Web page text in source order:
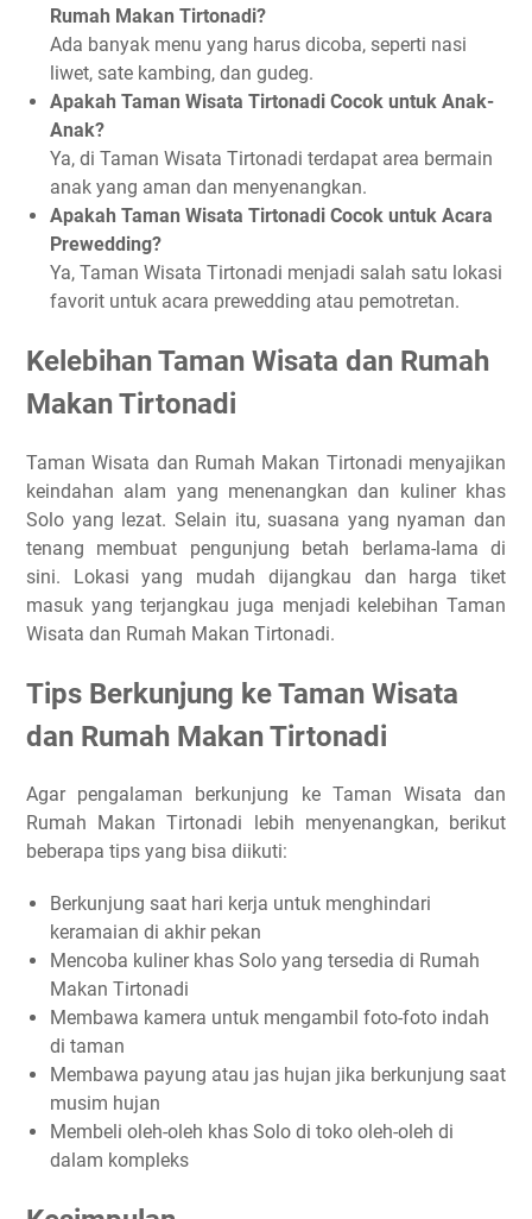
Rumah Makan Tirtonadi?
Ada banyak menu yang harus dicoba, seperti nasi
liwet, sate kambing, dan gudeg.
Apakah Taman Wisata Tirtonadi Cocok untuk Anak-
Anak?
Ya, di Taman Wisata Tirtonadi terdapat area bermain
anak yang aman dan menyenangkan.
Apakah Taman Wisata Tirtonadi Cocok untuk Acara
Prewedding?
Ya, Taman Wisata Tirtonadi menjadi salah satu lokasi
favorit untuk acara prewedding atau pemotretan.
Kelebihan Taman Wisata dan Rumah
Makan Tirtonadi
Taman Wisata dan Rumah Makan Tirtonadi menyajikan
keindahan alam yang menenangkan dan kuliner khas
Solo yang lezat. Selain itu, suasana yang nyaman dan
tenang membuat pengunjung betah berlama-lama di
sini. Lokasi yang mudah dijangkau dan harga tiket
masuk yang terjangkau juga menjadi kelebihan Taman
Wisata dan Rumah Makan Tirtonadi.
Tips Berkunjung ke Taman Wisata
dan Rumah Makan Tirtonadi
Agar pengalaman berkunjung ke Taman Wisata dan
Rumah Makan Tirtonadi lebih menyenangkan, berikut
beberapa tips yang bisa diikuti:
Berkunjung saat hari kerja untuk menghindari
keramaian di akhir pekan
Mencoba kuliner khas Solo yang tersedia di Rumah
Makan Tirtonadi
Membawa kamera untuk mengambil foto-foto indah
di taman
Membawa payung atau jas hujan jika berkunjung saat
musim hujan
Membeli oleh-oleh khas Solo di toko oleh-oleh di
dalam kompleks